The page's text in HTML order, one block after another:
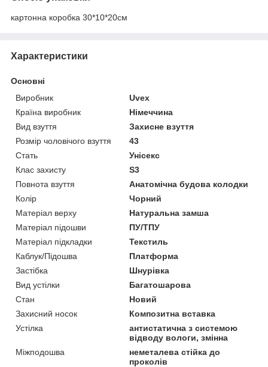
картонна коробка 30*10*20см
Характеристики
Основні
Виробник
Uvex
Країна виробник
Німеччина
Вид взуття
Захисне взуття
Розмір чоловічого взуття
43
Стать
Унісекс
Клас захисту
S3
Повнота взуття
Анатомічна будова колодки
Колір
Чорний
Матеріал верху
Натуральна замша
Матеріал підошви
ПУ/ТПУ
Матеріал підкладки
Текстиль
Каблук/Підошва
Платформа
Застібка
Шнурівка
Вид устілки
Багатошарова
Стан
Новий
Захисний носок
Композитна вставка
Устілка
антистатична з системою
відводу вологи, змінна
Міжподошва
неметалева стійка до
проколів